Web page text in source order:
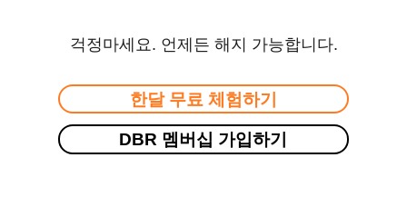
걱정마세요. 언제든 해지 가능합니다.
한달 무료 체험하기
DBR 멤버십 가입하기